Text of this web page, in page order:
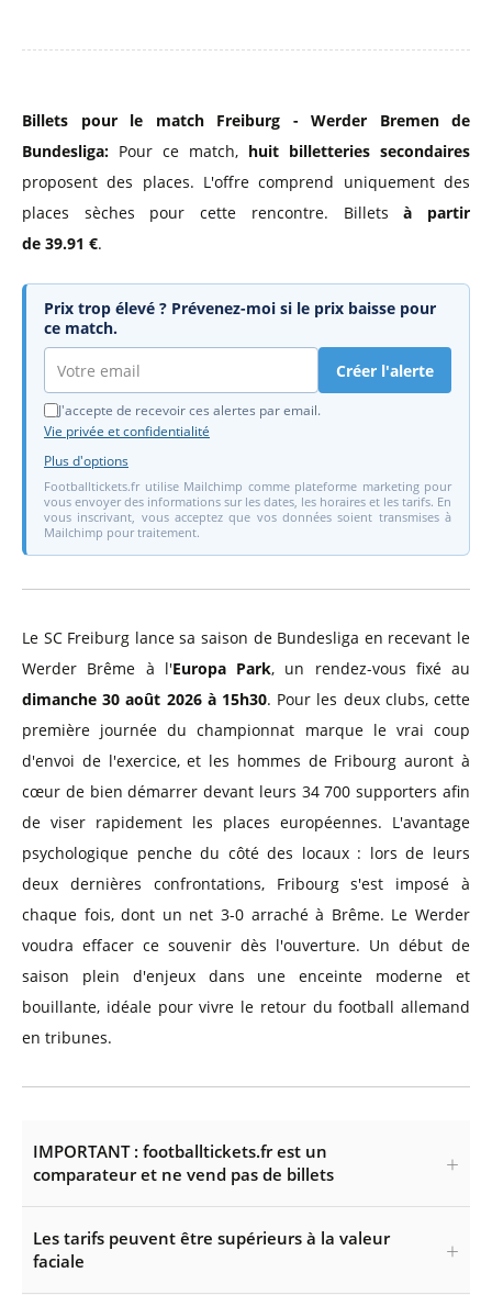
Billets pour le match Freiburg - Werder Bremen de
Bundesliga: Pour ce match, huit billetteries secondaires
proposent des places. L'offre comprend uniquement des
places sèches pour cette rencontre. Billetsà partir
de 39.91 €.
Prix trop élevé ? Prévenez-moi si le prix baisse pour
ce match.
Créer l'alerte
J'accepte de recevoir ces alertes par email.
Vie privée et confidentialité
Plus d'options
Footballtickets.fr utilise Mailchimp comme plateforme marketing pour
vous envoyer des informations sur les dates, les horaires et les tarifs. En
vous inscrivant, vous acceptez que vos données soient transmises à
Mailchimp pour traitement.
Le SC Freiburg lance sa saison de Bundesliga en recevant le
Werder Brême à l'Europa Park, un rendez-vous fixé au
dimanche 30 août 2026 à 15h30. Pour les deux clubs, cette
première journée du championnat marque le vrai coup
d'envoi de l'exercice, et les hommes de Fribourg auront à
cœur de bien démarrer devant leurs 34 700 supporters afin
de viser rapidement les places européennes. L'avantage
psychologique penche du côté des locaux : lors de leurs
deux dernières confrontations, Fribourg s'est imposé à
chaque fois, dont un net 3-0 arraché à Brême. Le Werder
voudra effacer ce souvenir dès l'ouverture. Un début de
saison plein d'enjeux dans une enceinte moderne et
bouillante, idéale pour vivre le retour du football allemand
en tribunes.
IMPORTANT : footballtickets.fr est un
comparateur et ne vend pas de billets
Les tarifs peuvent être supérieurs à la valeur
faciale